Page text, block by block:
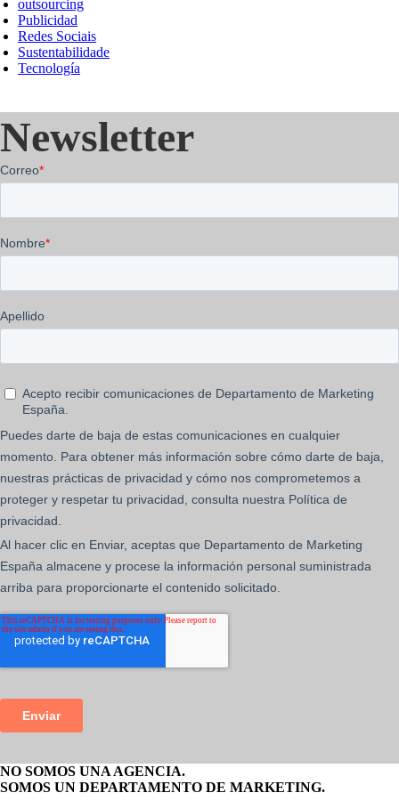
outsourcing
Publicidad
Redes Sociais
Sustentabilidade
Tecnología
Newsletter
NO SOMOS UNA AGENCIA.
SOMOS UN DEPARTAMENTO DE MARKETING.